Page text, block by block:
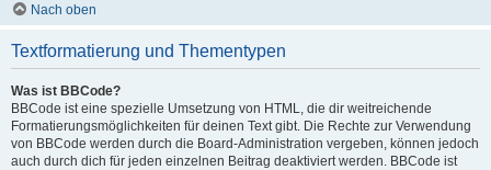
Nach oben
Textformatierung und Thementypen
Was ist BBCode?
BBCode ist eine spezielle Umsetzung von HTML, die dir weitreichende
Formatierungsmöglichkeiten für deinen Text gibt. Die Rechte zur Verwendung
von BBCode werden durch die Board-Administration vergeben, können jedoch
auch durch dich für jeden einzelnen Beitrag deaktiviert werden. BBCode ist